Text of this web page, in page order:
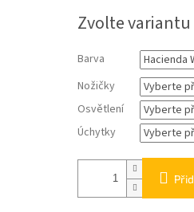
cena:
Zvolte variantu
Barva
Nožičky
Osvětlení
Úchytky